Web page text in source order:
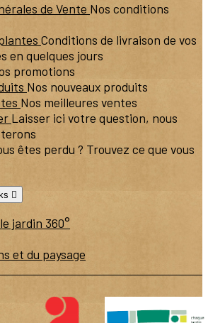
de Vente Nos conditions
Conditions de livraison de vos
en quelques jours
promotions
Nos nouveaux produits
Nos meilleures ventes
Laisser ici votre question, nous
êtes perdu ? Trouvez ce que vous

jardin 360°
et du paysage